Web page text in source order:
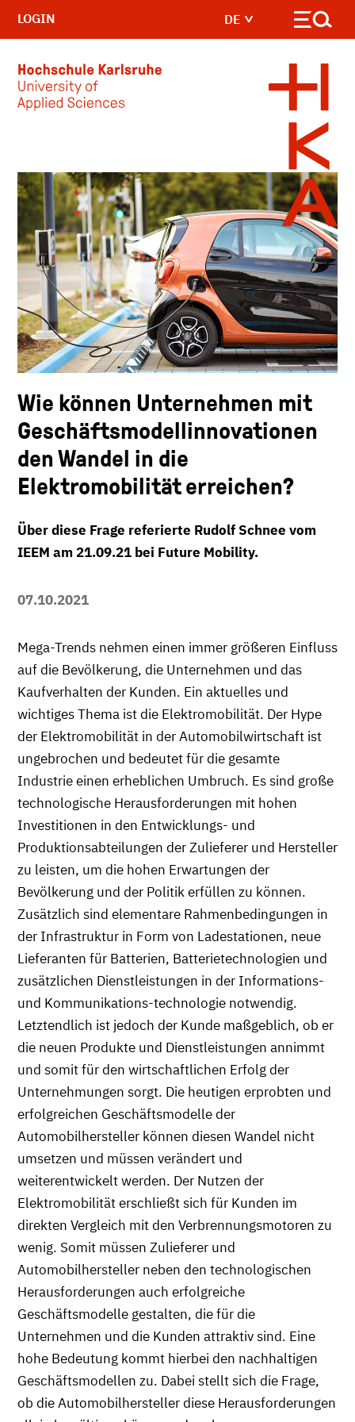
DE
LOGIN
Wie können Unternehmen mit
Geschäftsmodellinnovationen
den Wandel in die
Elektromobilität erreichen?
Über diese Frage referierte Rudolf Schnee vom
IEEM am 21.09.21 bei Future Mobility.
07.10.2021
Mega-Trends nehmen einen immer größeren Einfluss
auf die Bevölkerung, die Unternehmen und das
Kaufverhalten der Kunden. Ein aktuelles und
wichtiges Thema ist die Elektromobilität. Der Hype
der Elektromobilität in der Automobilwirtschaft ist
ungebrochen und bedeutet für die gesamte
Industrie einen erheblichen Umbruch. Es sind große
technologische Herausforderungen mit hohen
Investitionen in den Entwicklungs- und
Produktionsabteilungen der Zulieferer und Hersteller
zu leisten, um die hohen Erwartungen der
Bevölkerung und der Politik erfüllen zu können.
Zusätzlich sind elementare Rahmenbedingungen in
der Infrastruktur in Form von Ladestationen, neue
Lieferanten für Batterien, Batterietechnologien und
zusätzlichen Dienstleistungen in der Informations-
und Kommunikations-technologie notwendig.
Letztendlich ist jedoch der Kunde maßgeblich, ob er
die neuen Produkte und Dienstleistungen annimmt
und somit für den wirtschaftlichen Erfolg der
Unternehmungen sorgt. Die heutigen erprobten und
erfolgreichen Geschäftsmodelle der
Automobilhersteller können diesen Wandel nicht
umsetzen und müssen verändert und
weiterentwickelt werden. Der Nutzen der
Elektromobilität erschließt sich für Kunden im
direkten Vergleich mit den Verbrennungsmotoren zu
wenig. Somit müssen Zulieferer und
Automobilhersteller neben den technologischen
Herausforderungen auch erfolgreiche
Geschäftsmodelle gestalten, die für die
Unternehmen und die Kunden attraktiv sind. Eine
hohe Bedeutung kommt hierbei den nachhaltigen
Geschäftsmodellen zu. Dabei stellt sich die Frage,
ob die Automobilhersteller diese Herausforderungen